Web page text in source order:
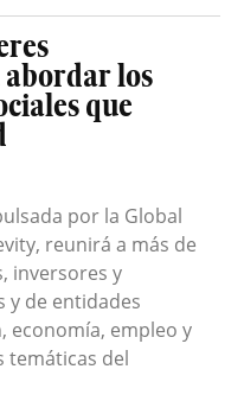
los
que
por la Global
reunirá a más de
inversores y
y de entidades
economía, empleo y
temáticas del